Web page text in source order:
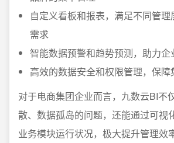
自定义看板和报表，满足不同管
需求
智能数据预警和趋势预测，助力企
高效的数据安全和权限管理，保
对于电商集团企业而言，九数云BI不
散、数据孤岛的问题，还能通过可视
业务模块运行状况，极大提升管理效